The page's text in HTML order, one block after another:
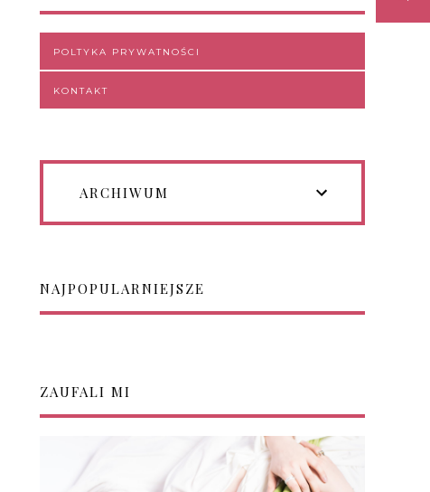
POLTYKA PRYWATNOŚCI
KONTAKT
ARCHIWUM
NAJPOPULARNIEJSZE
ZAUFALI MI